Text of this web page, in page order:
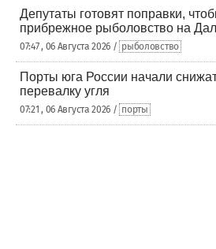
Депутаты готовят поправки,
прибрежное рыболовство на
07:47 , 06 Августа 2026 / рыболовство
Порты юга России начали
перевалку угля
07:21 , 06 Августа 2026 / порты